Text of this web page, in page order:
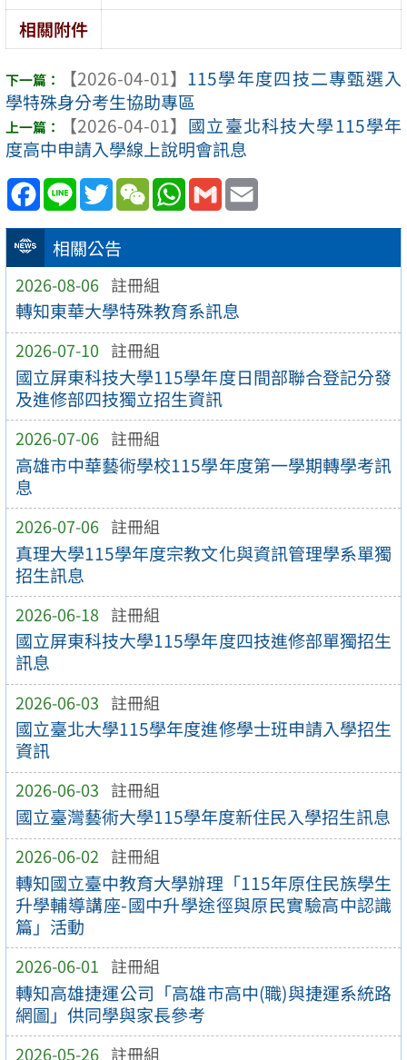
相關公告
2026-08-06 註冊組
轉知東華大學特殊教育系訊息
2026-07-10 註冊組
國立屏東科技大學115學年度日間部聯合登記分發
及進修部四技獨立招生資訊
2026-07-06 註冊組
高雄市中華藝術學校115學年度第一學期轉學考訊
息
2026-07-06 註冊組
真理大學115學年度宗教文化與資訊管理學系單獨
招生訊息
2026-06-18 註冊組
國立屏東科技大學115學年度四技進修部單獨招生
訊息
2026-06-03 註冊組
國立臺北大學115學年度進修學士班申請入學招生
資訊
2026-06-03 註冊組
國立臺灣藝術大學115學年度新住民入學招生訊息
2026-06-02 註冊組
轉知國立臺中教育大學辦理「115年原住民族學生
升學輔導講座-國中升學途徑與原民實驗高中認識
篇」活動
2026-06-01 註冊組
轉知高雄捷運公司「高雄市高中(職)與捷運系統路
網圖」供同學與家長參考
2026-05-26 註冊組
相關附件
【2026-04-01】 115學年度四技二專甄選入
學特殊身分考生協助專區
【2026-04-01】 國立臺北科技大學115學年
度高中申請入學線上說明會訊息
Facebook
Line TwitterWeChatWhatsApp
Gmail